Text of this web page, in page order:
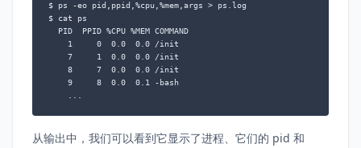
$ ps -eo pid,ppid,%cpu,%mem,args > ps.log
$ cat ps
PID  PPID %CPU %MEM COMMAND
1     0  0.0  0.0 /init
7     1  0.0  0.0 /init
8     7  0.0  0.0 /init
9     8  0.0  0.1 -bash
...
从输出中，我们可以看到它显示了进程、它们的 pid 和